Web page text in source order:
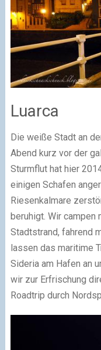
Luarca
Die weiße Stadt an
Abend kurz vor der
Sturmflut hat hier
einigen Schafen
Riesenkalmare
beruhigt. Wir
Stadtstrand, fahrend
lassen das maritime
Sideria am Hafen an
wir zur Erfrischung
Roadtrip durch